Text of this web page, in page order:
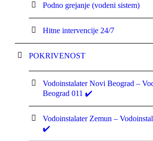
Podno grejanje (vodeni sistem)
Hitne intervencije 24/7
POKRIVENOST
Vodoinstalater Novi Beograd –
Beograd 011 ✔️
Vodoinstalater Zemun –
✔️